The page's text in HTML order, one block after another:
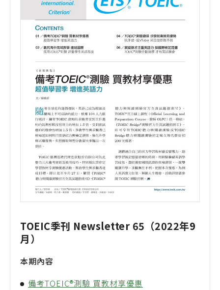
TOEIC季刊 Newsletter 65（2022年9
月）
本期內容
備考TOEIC®測驗 買教材享優惠